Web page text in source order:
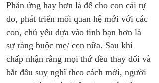
Phản ứng hay hơn là để cho con cái tự
do, phát triển mối quan hệ mới với các
con, chủ yếu dựa vào tình bạn hơn là
sự ràng buộc mẹ/ con nữa. Sau khi
chấp nhận rằng mọi thứ đều thay đổi và
bắt đầu suy nghĩ theo cách mới, người